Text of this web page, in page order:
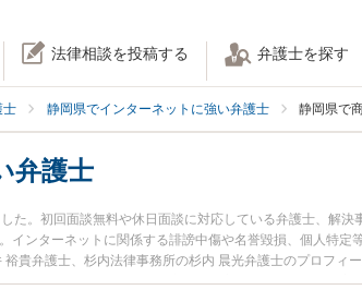
法律相談を投稿する 弁護士を探す
士 静岡県でインターネットに強い弁護士 静岡県で
弁護士
た。初回面談無料や休日面談に対応している弁護士、解
インターネットに関係する誹謗中傷や名誉毀損、個人特
貴弁護士、杉内法律事務所の杉内 晨光弁護士のプロフィ
に弁護士に相談したい』『商標権侵害のトラブル解決の